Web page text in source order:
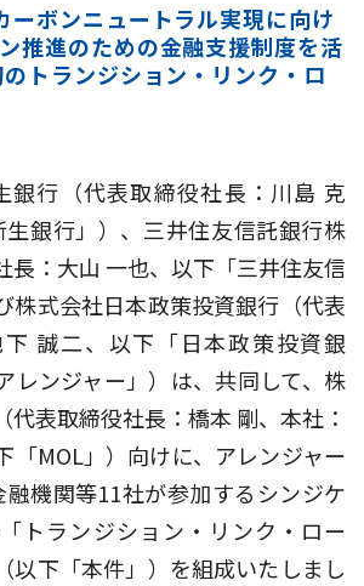
ーボンニュートラル実現に向け
推進のための金融支援制度を活
トランジション・リンク・ロ
銀行（代表取締役社長：川島 克
生銀行」）、三井住友信託銀行株
長：大山 一也、以下「三井住友信
株式会社日本政策投資銀行（代表
誠二、以下「日本政策投資銀
レンジャー」）は、共同して、株
代表取締役社長：橋本 剛、本社：
「MOL」）向けに、アレンジャー
機関等11社が参加するシンジケ
トランジション・リンク・ロー
以下「本件」）を組成いたしまし